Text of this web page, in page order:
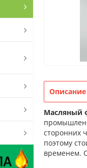
Описание
Масляный
сторонних
поэтому
временем.